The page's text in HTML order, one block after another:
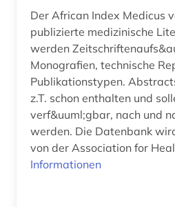
dienstleistung (1)
digitalisierung (2)
dissertation (1)
dissertationen (1)
dns (2)
Der African Index Medicus
publizierte medizinische
werden Zeitschriftenaufs&auml;tze, aber auch
Monografien, technische
Publikationstypen.
z.T. schon enthalten und
verf&uuml;gbar, nach und
werden. Die Datenbank
von der Association for
Informationen